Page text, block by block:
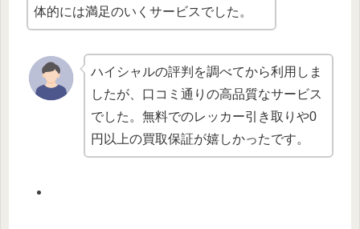
体的には満足のいくサービスでした。
ハイシャルの評判を調べてから利用しま
したが、口コミ通りの高品質なサービス
でした。無料でのレッカー引き取りや0
円以上の買取保証が嬉しかったです。